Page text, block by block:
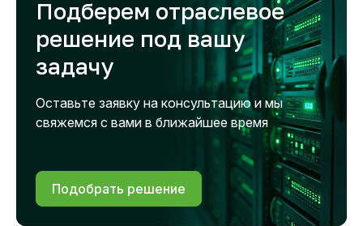
Подберем отраслевое
решение под вашу
задачу
Оставьте заявку на консультацию и мы
свяжемся с вами в ближайшее время
Подобрать решение